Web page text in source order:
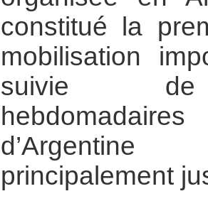
constitué la
mobilisation
suivie de
hebdomadaires
principalement